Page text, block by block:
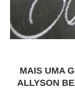
MAIS UMA
ALLYSON